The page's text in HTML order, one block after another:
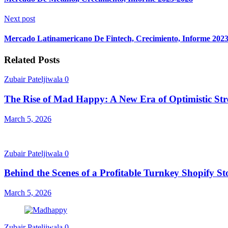
Next post
Mercado Latinamericano De Fintech, Crecimiento, Informe
Related Posts
Zubair Pateljiwala 0
The Rise of Mad Happy: A New Era of Optimistic
March 5, 2026
Zubair Pateljiwala 0
Behind the Scenes of a Profitable Turnkey Shopify
March 5, 2026